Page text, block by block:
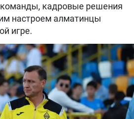
команды, кадровые решения
настроем алматинцы
игре.